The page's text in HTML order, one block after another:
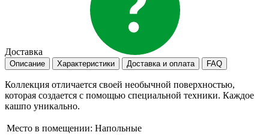
Доставка
Описание Характеристики Доставка и оплата FAQ
Коллекция отличается своей необычной поверхностью,
которая создается с помощью специальной техники. Каждое
кашпо уникально.
Место в помещении: Напольные